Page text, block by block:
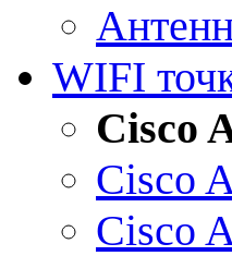
WIFI
Cisco
Cisco
Cisco